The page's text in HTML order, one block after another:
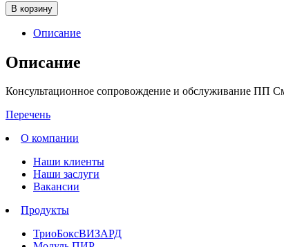
В корзину
Описание
Описание
Консультационное сопровождение и обслуживание ПП
Перечень
О компании
Наши клиенты
Наши заслуги
Вакансии
Продукты
ТриоБоксВИЗАРД